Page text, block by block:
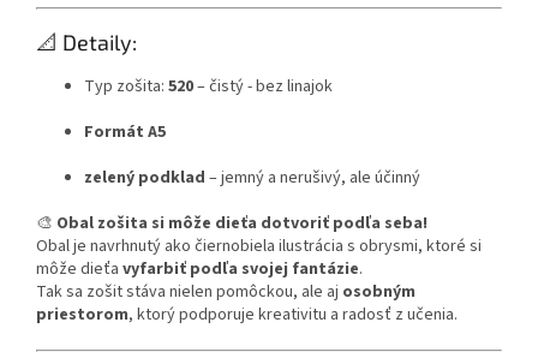
📐 Detaily:
Typ zošita: 520– čistý - bez linajok
Formát A5
zelený podklad – jemný a nerušivý, ale účinný
🎨 Obal zošita si môže dieťa dotvoriť podľa seba!
Obal je navrhnutý ako čiernobiela ilustrácia s obrysmi, ktoré si
môže dieťa vyfarbiť podľa svojej fantázie.
Tak sa zošit stáva nielen pomôckou, ale aj osobným
priestorom, ktorý podporuje kreativitu a radosť z učenia.